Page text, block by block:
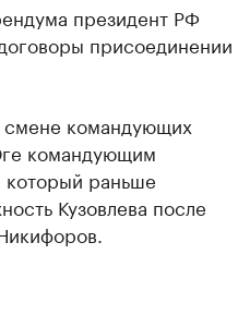
президент РФ
присоединении
командующих
командующим
который раньше
Кузовлева после